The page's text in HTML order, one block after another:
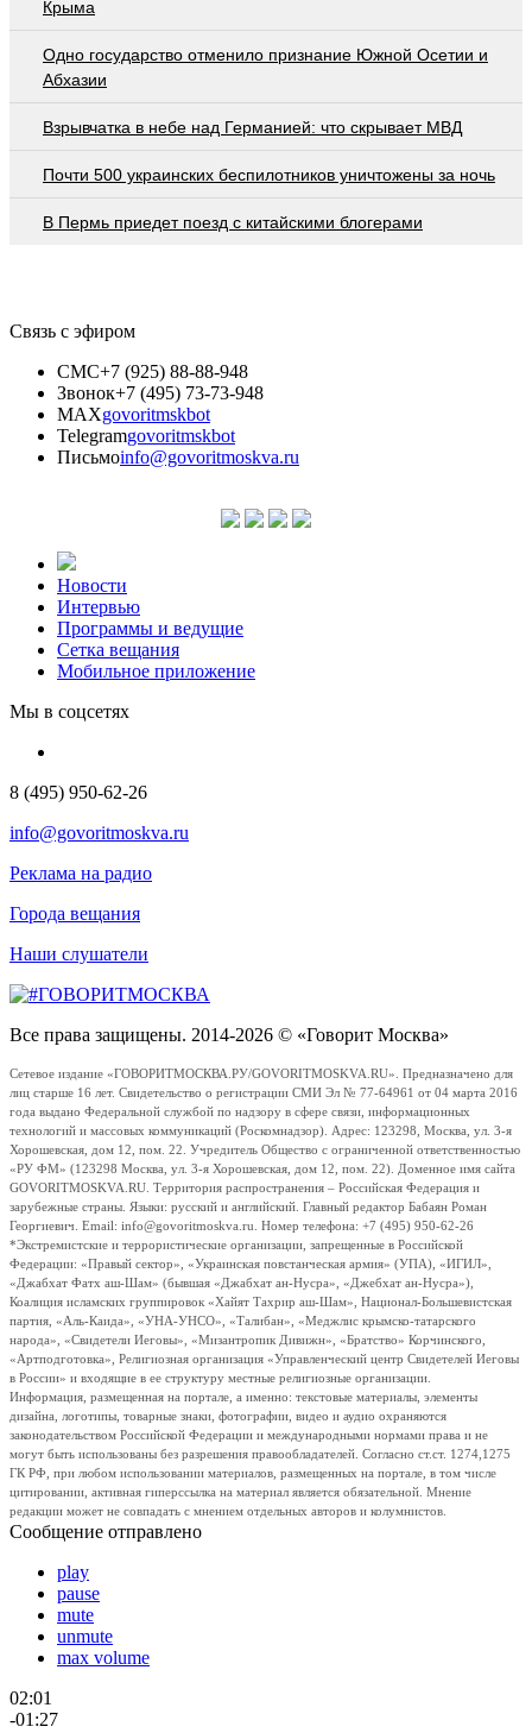
Крыма
Одно государство отменило признание Южной Осетии и
Абхазии
Взрывчатка в небе над Германией: что скрывает МВД
Почти 500 украинских беспилотников уничтожены за ночь
В Пермь приедет поезд с китайскими блогерами
Связь с эфиром
СМС+7 (925) 88-88-948
Звонок+7 (495) 73-73-948
MAXgovoritmskbot
Telegramgovoritmskbot
Письмоinfo@govoritmoskva.ru
Новости
Интервью
Программы и ведущие
Сетка вещания
Мобильное приложение
Мы в соцсетях
8 (495) 950-62-26
info@govoritmoskva.ru
Реклама на радио
Города вещания
Наши слушатели
Все права защищены. 2014-2026 © «Говорит Москва»
Сетевое издание «ГОВОРИТМОСКВА.РУ/GOVORITMOSKVA.RU». Предназначено для
лиц старше 16 лет. Свидетельство о регистрации СМИ Эл № 77-64961 от 04 марта 2016
года выдано Федеральной службой по надзору в сфере связи, информационных
технологий и массовых коммуникаций (Роскомнадзор). Адрес: 123298, Москва, ул. 3-я
Хорошевская, дом 12, пом. 22. Учредитель Общество с ограниченной ответственностью
«РУ ФМ» (123298 Москва, ул. 3-я Хорошевская, дом 12, пом. 22). Доменное имя сайта
GOVORITMOSKVA.RU. Территория распространения – Российская Федерация и
зарубежные страны. Языки: русский и английский. Главный редактор Бабаян Роман
Георгиевич. Email: info@govoritmoskva.ru. Номер телефона: +7 (495) 950-62-26
*Экстремистские и террористические организации, запрещенные в Российской
Федерации: «Правый сектор», «Украинская повстанческая армия» (УПА), «ИГИЛ»,
«Джабхат Фатх аш-Шам» (бывшая «Джабхат ан-Нусра», «Джебхат ан-Нусра»),
Коалиция исламских группировок «Хайят Тахрир аш-Шам», Национал-Большевистская
партия, «Аль-Каида», «УНА-УНСО», «Талибан», «Меджлис крымско-татарского
народа», «Свидетели Иеговы», «Мизантропик Дивижн», «Братство» Корчинского,
«Артподготовка», Религиозная организация «Управленческий центр Свидетелей Иеговы
в России» и входящие в ее структуру местные религиозные организации.
Информация, размещенная на портале, а именно: текстовые материалы, элементы
дизайна, логотипы, товарные знаки, фотографии, видео и аудио охраняются
законодательством Российской Федерации и международными нормами права и не
могут быть использованы без разрешения правообладателей. Согласно ст.ст. 1274,1275
ГК РФ, при любом использовании материалов, размещенных на портале, в том числе
цитировании, активная гиперссылка на материал является обязательной. Мнение
редакции может не совпадать с мнением отдельных авторов и колумнистов.
Сообщение отправлено
play
pause
mute
unmute
max volume
02:01
-01:27